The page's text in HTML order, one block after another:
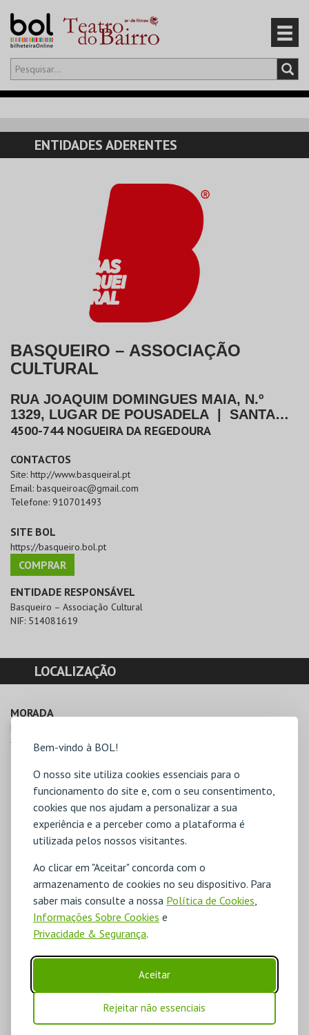
Bem-vindo à BOL!
O nosso site utiliza cookies essenciais para o
funcionamento do site e, com o seu consentimento,
cookies que nos ajudam a personalizar a sua
experiência e a perceber como a plataforma é
utilizada pelos nossos visitantes.
Ao clicar em "Aceitar" concorda com o
armazenamento de cookies no seu dispositivo. Para
saber mais consulte a nossa Política de Cookies,
Informações Sobre Cookies e
Privacidade & Segurança.
Aceitar
Rejeitar não essenciais
Olá,iniciar sessão
CARRINHO
EVENTOS
ENTIDADES ADERENTES
BASQUEIRO – ASSOCIAÇÃO
CULTURAL
RUA JOAQUIM DOMINGUES MAIA, N.º
1329, LUGAR DE POUSADELA | SANTA
MARIA DA FEIRA
4500-744 NOGUEIRA DA REGEDOURA
CONTACTOS
Site: http://www.basqueiral.pt
Email: basqueiroac@gmail.com
Telefone: 910701493
SITE BOL
https://basqueiro.bol.pt
COMPRAR
ENTIDADE RESPONSÁVEL
Basqueiro – Associação Cultural
NIF: 514081619
LOCALIZAÇÃO
MORADA
Rua Joaquim Domingues Maia, n.º 1329, Lugar de Pousadela
4500-744 Nogueira da Regedoura